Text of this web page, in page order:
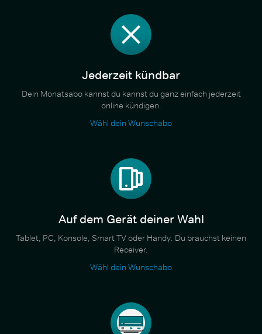
Jederzeit kündbar
Dein Monatsabo kannst du kannst du ganz einfach jederzeit
online kündigen.
Wähl dein Wunschabo
Auf dem Gerät deiner Wahl
Tablet, PC, Konsole, Smart TV oder Handy. Du brauchst keinen
Receiver.
Wähl dein Wunschabo